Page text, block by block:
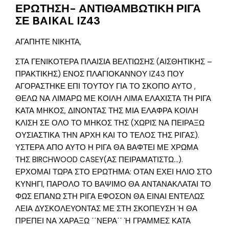
ΕΡΩΤΗΣΗ- ΑΝΤΙΘΑΜΒΩΤΙΚΗ ΡΙΓΑ
ΣΕ BAIKAL IZ43
ΑΓΑΠΗΤΕ ΝΙΚΗΤΑ,
ΣΤΑ ΓΕΝΙΚΟΤΕΡΑ ΠΛΑΙΣΙΑ ΒΕΛΤΙΩΣΗΣ (ΑΙΣΘΗΤΙΚΗΣ –
ΠΡΑΚΤΙΚΗΣ) ΕΝΟΣ ΠΛΑΓΙΟΚΑΝΝΟΥ IZ43 ΠΟΥ
ΑΓΟΡΑΣΤΗΚΕ ΕΠΙ ΤΟΥΤΟΥ ΓΙΑ ΤΟ ΣΚΟΠΟ ΑΥΤΟ ,
ΘΕΛΩ ΝΑ ΛΙΜΑΡΩ ΜΕ ΚΟΙΛΗ ΛΙΜΑ ΕΛΑΧΙΣΤΑ ΤΗ ΡΙΓΑ
ΚΑΤΑ ΜΗΚΟΣ, ΔΙΝΟΝΤΑΣ ΤΗΣ ΜΙΑ ΕΛΑΦΡΑ ΚΟΙΛΗ
ΚΛΙΣΗ ΣΕ ΟΛΟ ΤΟ ΜΗΚΟΣ ΤΗΣ (ΧΩΡΙΣ ΝΑ ΠΕΙΡΑΞΩ
ΟΥΣΙΑΣΤΙΚΑ ΤΗΝ ΑΡΧΗ ΚΑΙ ΤΟ ΤΕΛΟΣ ΤΗΣ ΡΙΓΑΣ).
ΥΣΤΕΡΑ ΑΠΟ ΑΥΤΟ Η ΡΙΓΑ ΘΑ ΒΑΦΤΕΙ ΜΕ ΧΡΩΜΑ
ΤΗΣ BIRCHWOOD CASEY(ΑΣ ΠΕΙΡΑΜΑΤΙΣΤΩ…).
ΕΡΧΟΜΑΙ ΤΩΡΑ ΣΤΟ ΕΡΩΤΗΜΑ: ΟΤΑΝ ΕΧΕΙ ΗΛΙΟ ΣΤΟ
ΚΥΝΗΓΙ, ΠΑΡΟΛΟ ΤΟ ΒΑΨΙΜΟ ΘΑ ΑΝΤΑΝΑΚΛΑΤΑΙ ΤΟ
ΦΩΣ ΕΠΑΝΩ ΣΤΗ ΡΙΓΑ ΕΦΟΣΟΝ ΘΑ ΕΙΝΑΙ ΕΝΤΕΛΩΣ
ΛΕΙΑ ΔΥΣΚΟΛΕΥΟΝΤΑΣ ΜΕ ΣΤΗ ΣΚΟΠΕΥΣΗ Ή ΘΑ
ΠΡΕΠΕΙ ΝΑ ΧΑΡΑΞΩ ΄΄ΝΕΡΑ΄΄ Ή ΓΡΑΜΜΕΣ ΚΑΤΑ